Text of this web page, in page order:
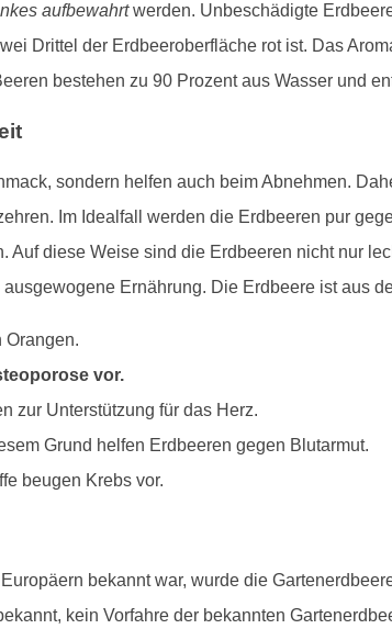
aufbewahrtwerden. Unbeschädigte
Drittel der Erdbeeroberfläche rot ist. Das
bestehen zu 90 Prozent aus Wasser und
sondern helfen auch beim Abnehmen.
Im Idealfall werden die Erdbeeren pur
diese Weise sind die Erdbeeren nicht nur
Ernährung. Die Erdbeere ist aus
Orangen.
vor.
zur Unterstützung für das Herz.
Grund helfen Erdbeeren gegen Blutarmut.
beugen Krebs vor.
bekannt war, wurde die
kein Vorfahre der bekannten